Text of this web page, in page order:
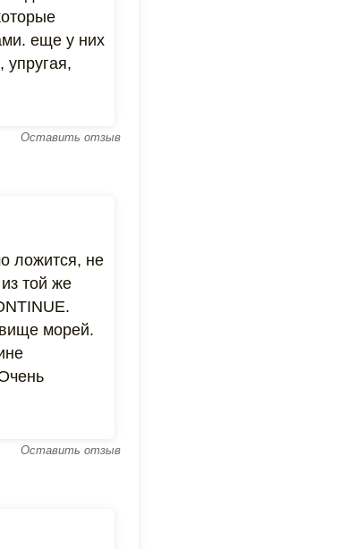
еще у них
упругая,
Оставить отзыв
ложится, не
той же
морей.
Оставить отзыв